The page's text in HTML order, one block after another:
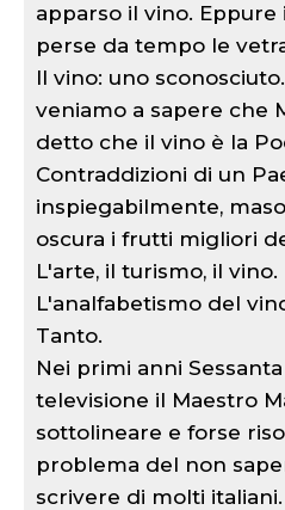
apparso il vino. Eppure
perse da tempo le
Il vino: uno
veniamo a sapere che
detto che il vino è la
Contraddizioni di un
inspiegabilmente,
oscura i frutti migliori
L'arte, il turismo, il vino.
L'analfabetismo del
Tanto.
Nei primi anni
televisione il Maestro
sottolineare e forse
problema del non
scrivere di molti